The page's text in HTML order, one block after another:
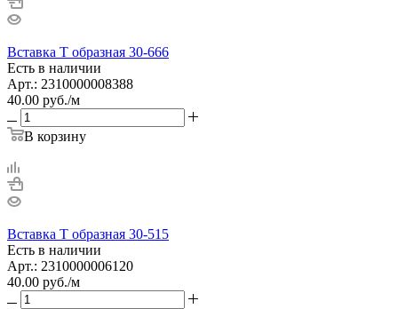
Вставка Т образная 30-666
Есть в наличии
Арт.: 2310000008388
40.00 руб./м
В корзину
Вставка Т образная 30-515
Есть в наличии
Арт.: 2310000006120
40.00 руб./м